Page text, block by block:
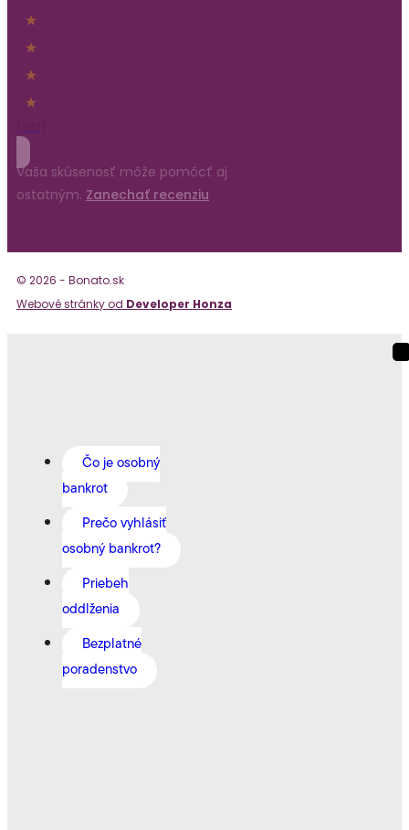
Vaša skúsenosť môže pomôcť aj
ostatným. Zanechať recenziu
© 2026 - Bonato.sk
Webové stránky od Developer Honza
Čo je osobný
bankrot
Prečo vyhlásiť
osobný bankrot?
Priebeh
oddlženia
Bezplatné
poradenstvo